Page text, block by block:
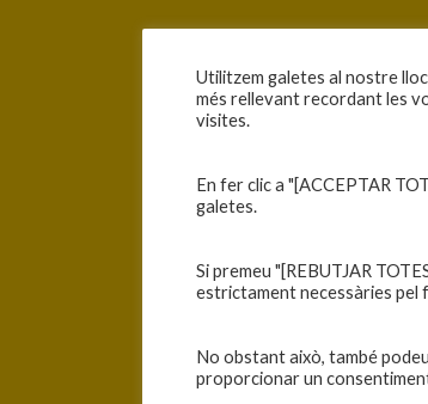
Utilitzem galetes al nostre
més rellevant recordant les
visites.
En fer clic a "[ACCEPTAR
galetes.
Si premeu "[REBUTJAR
estrictament necessàries pel
No obstant això, també
proporcionar un